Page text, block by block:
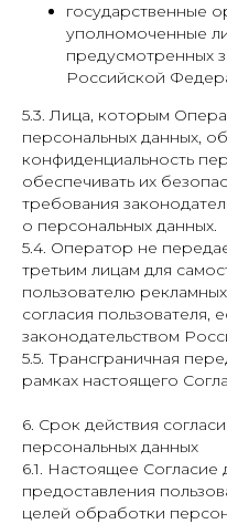
государственные
уполномоченные
предусмотренных
Российской
5.3. Лица, которым
персональных данных,
конфиденциальность
обеспечивать их
требования
о персональных данных.
5.4. Оператор не
третьим лицам для
пользователю
согласия пользователя,
законодательством
5.5. Трансграничная
рамках настоящего
6. Срок действия
персональных данных
6.1. Настоящее Согласие
предоставления
целей обработки